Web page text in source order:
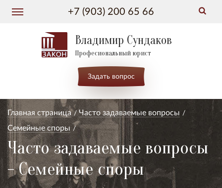
+7 (903) 200 65 66
Владимир Сундаков
Професиональный юрист
Задать вопрос
Главная страница
Часто задаваемые вопросы
Семейные споры
Часто задаваемые вопросы
- Семейные споры